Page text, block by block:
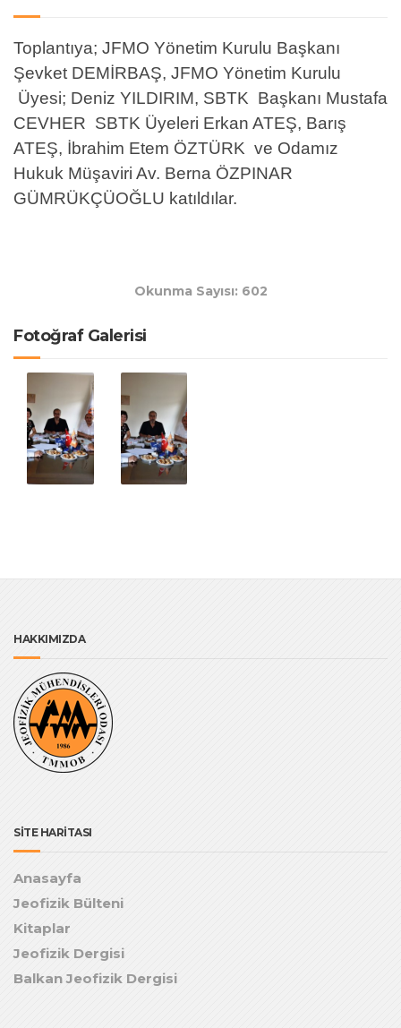
Toplantıya; JFMO Yönetim Kurulu Başkanı
Şevket DEMİRBAŞ, JFMO Yönetim Kurulu
Üyesi; Deniz YILDIRIM, SBTK Başkanı Mustafa
CEVHER SBTK Üyeleri Erkan ATEŞ, Barış
ATEŞ, İbrahim Etem ÖZTÜRK ve Odamız
Hukuk Müşaviri Av. Berna ÖZPINAR
GÜMRÜKÇÜOĞLU katıldılar.
Okunma Sayısı: 602
Fotoğraf Galerisi
HAKKIMIZDA
SİTE HARİTASI
Anasayfa
Jeofizik Bülteni
Kitaplar
Jeofizik Dergisi
Balkan Jeofizik Dergisi